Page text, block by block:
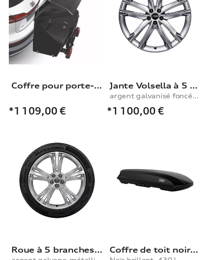
Coffre pour porte-vélos sur attelage Audi
*1 109,00 €
Jante Volsella à 5 branches
argent galvanisé foncé, 10,0Jx22
*1 100,00 €
Roue à 5 branches segmentées Coffre de toit noir brillant, 430 l